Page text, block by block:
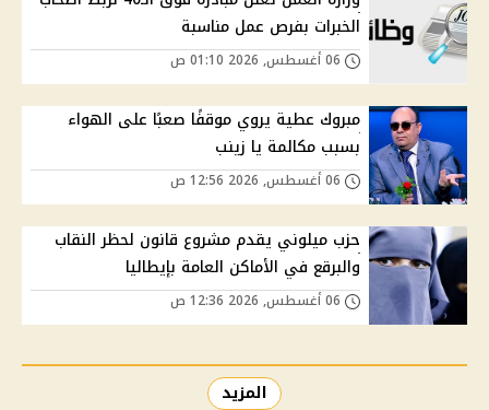
الخبرات بفرص عمل مناسبة
مبروك عطية يروي موقفًا صعبًا على الهواء
بسبب مكالمة يا زينب
حزب ميلوني يقدم مشروع قانون لحظر النقاب
والبرقع في الأماكن العامة بإيطاليا
المزيد